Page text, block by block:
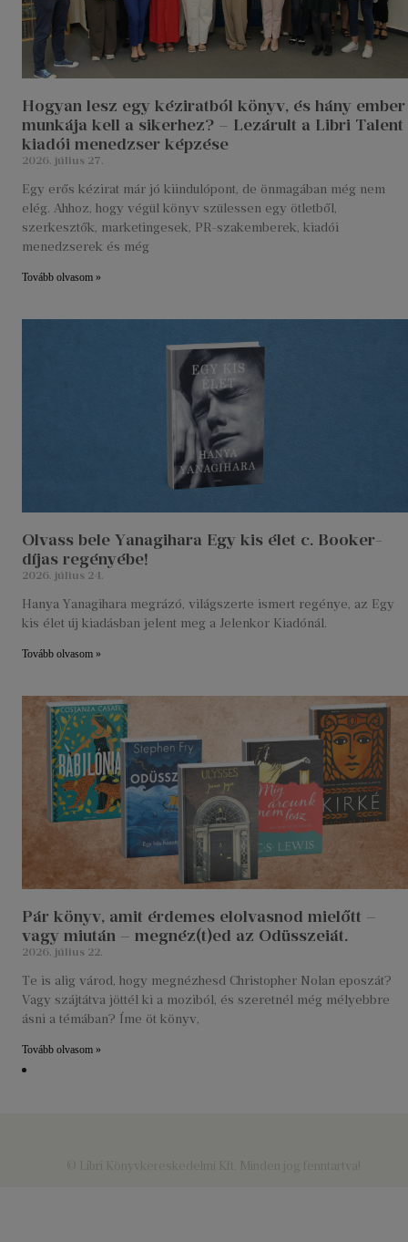
Hogyan lesz egy kéziratból könyv, és hány ember
munkája kell a sikerhez? – Lezárult a Libri Talent
kiadói menedzser képzése
2026. július 27.
Egy erős kézirat már jó kiindulópont, de önmagában még nem
elég. Ahhoz, hogy végül könyv szülessen egy ötletből,
szerkesztők, marketingesek, PR-szakemberek, kiadói
menedzserek és még
Tovább olvasom »
Olvass bele Yanagihara Egy kis élet c. Booker-
díjas regényébe!
2026. július 24.
Hanya Yanagihara megrázó, világszerte ismert regénye, az Egy
kis élet új kiadásban jelent meg a Jelenkor Kiadónál.
Tovább olvasom »
Pár könyv, amit érdemes elolvasnod mielőtt –
vagy miután – megnéz(t)ed az Odüsszeiát.
2026. július 22.
Te is alig várod, hogy megnézhesd Christopher Nolan eposzát?
Vagy szájtátva jöttél ki a moziból, és szeretnél még mélyebbre
ásni a témában? Íme öt könyv,
Tovább olvasom »